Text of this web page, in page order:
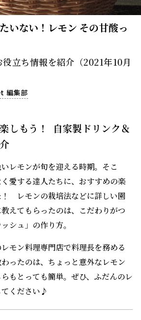
いない！レモン その甘酸っ
役立ち情報を紹介（2021年10月
編集部
しもう！ 自家製ドリンク＆
レモンが旬を迎える時期。そこ
愛する達人たちに、おすすめの楽
！ レモンの栽培法などに詳しい園
えてもらったのは、こだわりがつ
シュ」の作り方。
モン料理専門店で料理長を務める
ったのは、ちょっと意外なレモン
もとっても簡単。ぜひ、ふだんのレ
ください♪